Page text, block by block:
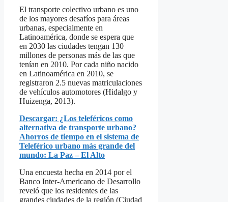
Compartir
El transporte colectivo urbano es uno
de los mayores desafíos para áreas
urbanas, especialmente en
Latinoamérica, donde se espera que
en 2030 las ciudades tengan 130
millones de personas más de las que
tenían en 2010. Por cada niño nacido
en Latinoamérica en 2010, se
registraron 2.5 nuevas matriculaciones
de vehículos automotores (Hidalgo y
Huizenga, 2013).
Descargar: ¿Los teleféricos como
alternativa de transporte urbano?
Ahorros de tiempo en el sistema de
Teleférico urbano más grande del
mundo: La Paz – El Alto
Una encuesta hecha en 2014 por el
Banco Inter-Americano de Desarrollo
reveló que los residentes de las
grandes ciudades de la región (Ciudad